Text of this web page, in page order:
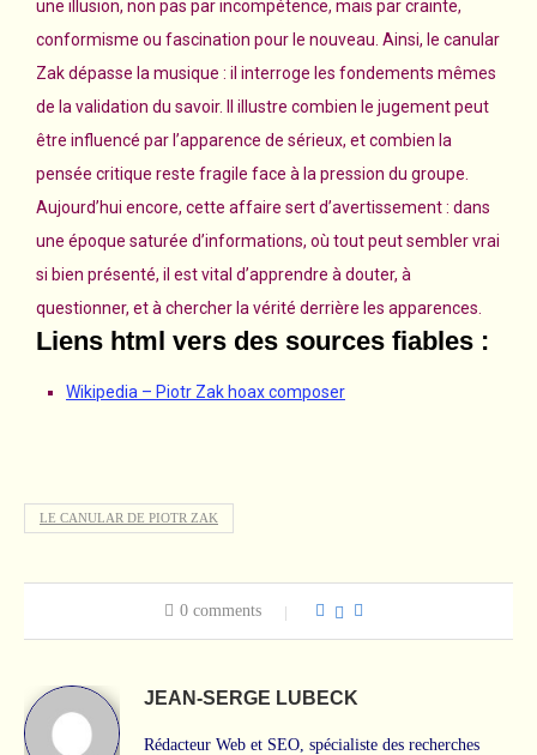
une illusion, non pas par incompétence, mais par crainte,
conformisme ou fascination pour le nouveau. Ainsi, le canular
Zak dépasse la musique : il interroge les fondements mêmes
de la validation du savoir. Il illustre combien le jugement peut
être influencé par l’apparence de sérieux, et combien la
pensée critique reste fragile face à la pression du groupe.
Aujourd’hui encore, cette affaire sert d’avertissement : dans
une époque saturée d’informations, où tout peut sembler vrai
si bien présenté, il est vital d’apprendre à douter, à
questionner, et à chercher la vérité derrière les apparences.
Liens html vers des sources fiables :
Wikipedia – Piotr Zak hoax composer
LE CANULAR DE PIOTR ZAK
0 comments
JEAN-SERGE LUBECK
Rédacteur Web et SEO, spécialiste des recherches